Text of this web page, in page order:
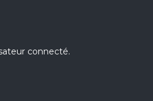
connecté.